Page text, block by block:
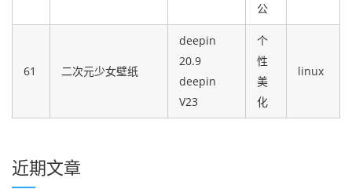
公
61 二次元少女壁纸
deepin
20.9
deepin
V23
个
性
美
化
linux
近期文章